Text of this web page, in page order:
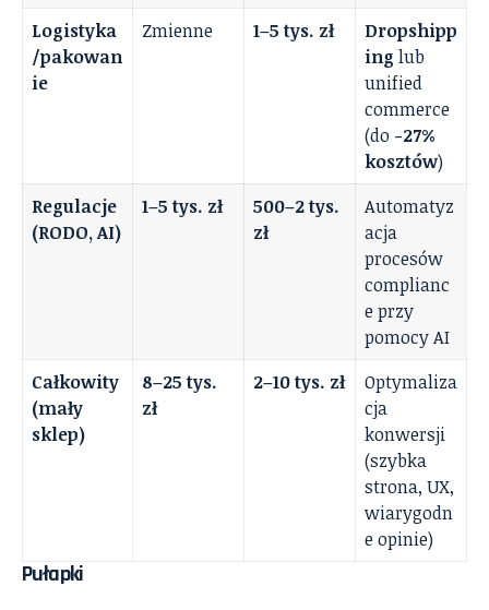
Logistyka
/pakowan
ie
Zmienne 1–5 tys. zł
Dropshipp
ing lub
unified
commerce
(do -27%
kosztów)
Regulacje
(RODO, AI)
1–5 tys. zł
500–2 tys.
zł
Automatyz
acja
procesów
complianc
e przy
pomocy AI
Całkowity
(mały
sklep)
8–25 tys.
zł
2–10 tys. zł
Optymaliza
cja
konwersji
(szybka
strona, UX,
wiarygodn
e opinie)
Pułapki